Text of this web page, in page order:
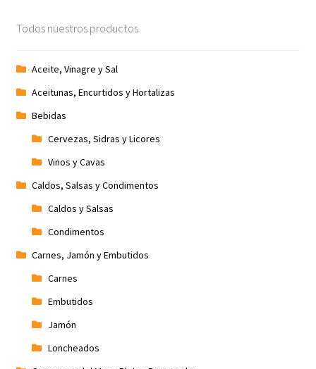
Promociones
Términos y condiciones
Tienda
Todos nuestros productos
Aceite, Vinagre y Sal
Aceitunas, Encurtidos y Hortalizas
Bebidas
Cervezas, Sidras y Licores
Vinos y Cavas
Caldos, Salsas y Condimentos
Caldos y Salsas
Condimentos
Carnes, Jamón y Embutidos
Carnes
Embutidos
Jamón
Loncheados